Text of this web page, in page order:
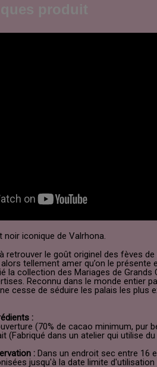
noir iconique de Valrhona.
retrouver le goût originel des fèves
tellement amer qu’on le
la collection des Mariages de
Reconnu dans le monde entier
cesse de séduire les palais les plus
:
(70% de cacao minimum, pur
(Fabriqué dans un atelier qui utilise
: Dans un endroit sec entre 16
jusqu'à la date limite